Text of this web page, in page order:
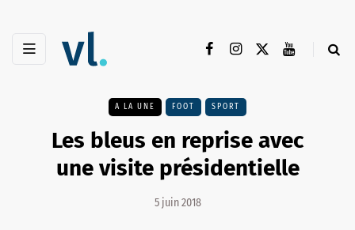
A LA UNE FOOT SPORT
Les bleus en reprise avec
une visite présidentielle
5 juin 2018